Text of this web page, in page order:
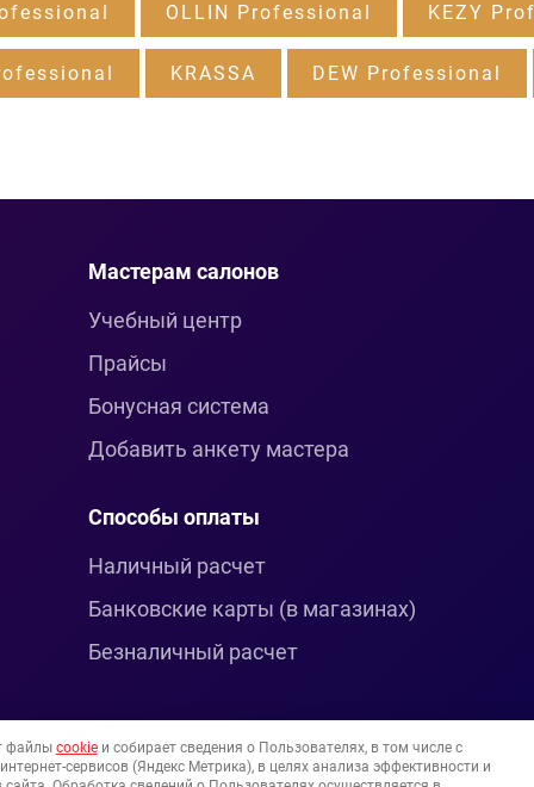
OLLIN Professional KEZY
KRASSA DEW Professional
Мастерам салонов
Учебный центр
Прайсы
Бонусная система
Добавить анкету мастера
Способы оплаты
Наличный расчет
Банковские карты (в магазинах)
Безналичный расчет
файлы cookieи собирает сведения о Пользователях, в том числе с
сервисов (Яндекс Метрика), в целях анализа эффективности и